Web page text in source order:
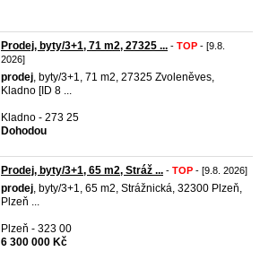
Prodej, byty/3+1, 71 m2, 27325 ... - TOP - [9.8.
2026]
prodej, byty/3+1, 71 m2, 27325 Zvoleněves,
Kladno [ID 8 ...
Kladno - 273 25
Dohodou
Prodej, byty/3+1, 65 m2, Stráž ... - TOP - [9.8. 2026]
prodej, byty/3+1, 65 m2, Strážnická, 32300 Plzeň,
Plzeň ...
Plzeň - 323 00
6 300 000 Kč